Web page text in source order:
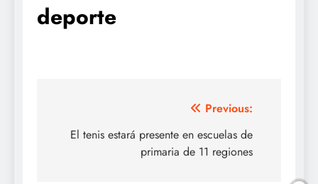
deporte
Previous:
El tenis estará presente en escuelas de
primaria de 11 regiones